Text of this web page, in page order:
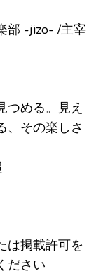
部 -jizo- /主宰
つめる。見え
、その楽しさ
は掲載許可を
ださい